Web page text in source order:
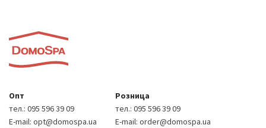
Опт
тел.: 095 596 39 09
E-mail: opt@domospa.ua
Розница
тел.: 095 596 39 09
E-mail: order@domospa.ua